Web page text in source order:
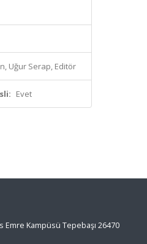
Uğur Serap, Editör
Evet
Kampüsü Tepebaşı 26470